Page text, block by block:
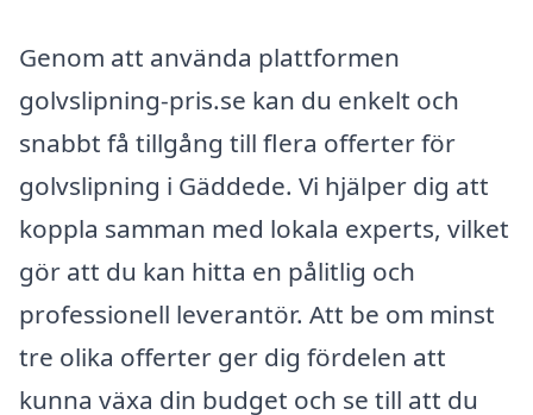
Genom att använda plattformen
golvslipning-pris.se kan du enkelt och
snabbt få tillgång till flera offerter för
golvslipning i Gäddede. Vi hjälper dig att
koppla samman med lokala experts, vilket
gör att du kan hitta en pålitlig och
professionell leverantör. Att be om minst
tre olika offerter ger dig fördelen att
kunna växa din budget och se till att du